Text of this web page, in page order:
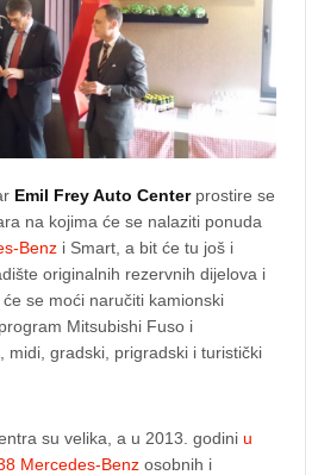
Emil Frey Auto Centerprostire se
na kojima će se nalaziti ponuda
Benz i Smart, a bit će tu još i
originalnih rezervnih dijelova i
se moći naručiti kamionski
Mitsubishi Fuso i
midi, gradski, prigradski i turistički
su velika, a u 2013. godini u
Mercedes-Benz osobnih i